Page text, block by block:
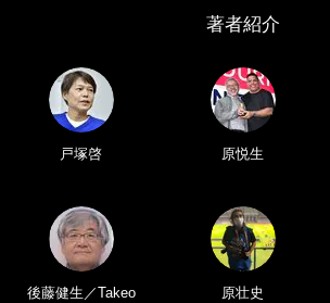
著者紹介
戸塚啓 原悦生
後藤健生／Takeo
原壮史